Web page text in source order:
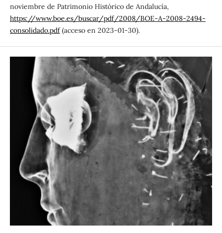
noviembre de Patrimonio Histórico de Andalucía,
https://www.boe.es/buscar/pdf/2008/BOE-A-2008-2494-
consolidado.pdf(acceso en 2023-01-30).